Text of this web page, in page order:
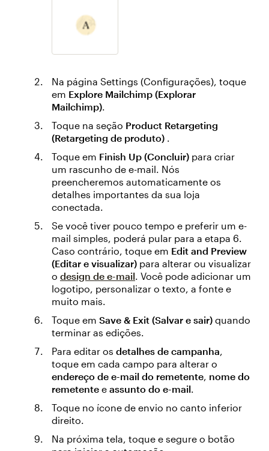
Na página Settings (Configurações), toque
em Explore Mailchimp (Explorar
Mailchimp).
Toque na seção Product Retargeting
(Retargeting de produto) .
Toque em Finish Up (Concluir) para criar
um rascunho de e-mail. Nós
preencheremos automaticamente os
detalhes importantes da sua loja
conectada.
Se você tiver pouco tempo e preferir um e-
mail simples, poderá pular para a etapa 6.
Caso contrário, toque em Edit and Preview
(Editar e visualizar) para alterar ou visualizar
o design de e-mail. Você pode adicionar um
logotipo, personalizar o texto, a fonte e
muito mais.
Toque em Save & Exit (Salvar e sair) quando
terminar as edições.
Para editar os detalhes de campanha,
toque em cada campo para alterar o
endereço de e-mail do remetente, nome do
remetente e assunto do e-mail.
Toque no ícone de envio no canto inferior
direito.
Na próxima tela, toque e segure o botão